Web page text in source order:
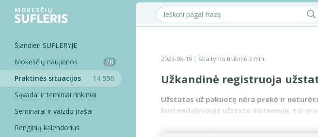
Šiandien SUFLERYJE
Mokesčių naujienos
28
Praktinės situacijos
14 550
Sąvadai ir teminiai rinkiniai
Seminarai ir vaizdo įrašai
Renginių kalendorius
2023-05-19 | Skaitymo trukmė 3 min.
Užkandinė registruoja
Užstatas už pakuotę nėra prekė ir
kuri nedalyvauja užstato sistemoje, tai